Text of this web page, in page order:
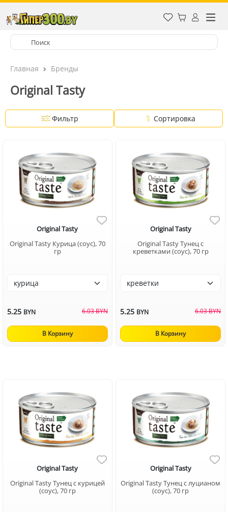
Главная Бренды
Original Tasty
Фильтр Сортировка
Original Tasty
Original Tasty Курица (соус), 70
гр
5.25 BYN 6.03 BYN
В Корзину
Original Tasty
Original Tasty Тунец с
креветками (соус), 70 гр
5.25 BYN 6.03 BYN
В Корзину
Original Tasty
Original Tasty Тунец с курицей
(соус), 70 гр
Original Tasty
Original Tasty Тунец с луцианом
(соус), 70 гр